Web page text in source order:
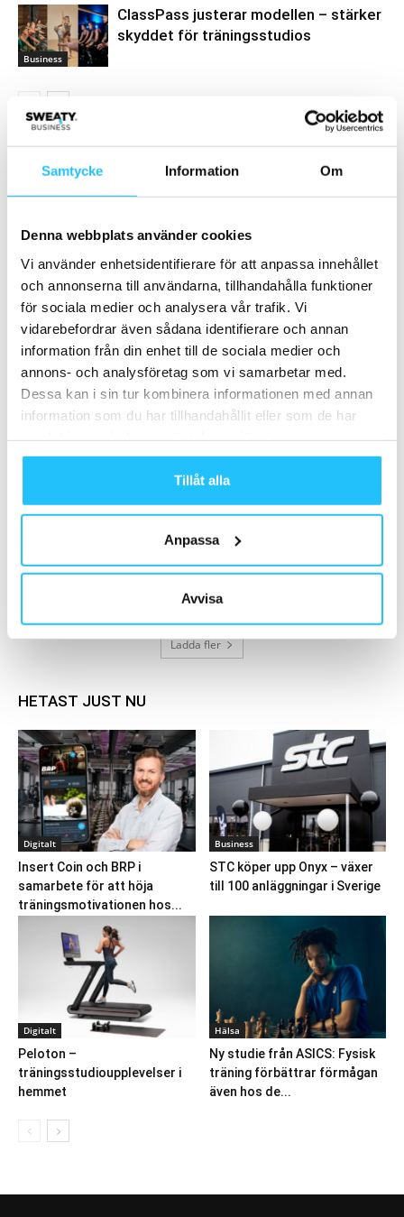
Samtycke Information Om
Denna webbplats använder cookies
Vi använder enhetsidentifierare för att anpassa innehållet
och annonserna till användarna, tillhandahålla funktioner
för sociala medier och analysera vår trafik. Vi
vidarebefordrar även sådana identifierare och annan
information från din enhet till de sociala medier och
annons- och analysföretag som vi samarbetar med.
Dessa kan i sin tur kombinera informationen med annan
information som du har tillhandahållit eller som de har
Tillåt alla
Anpassa
Avvisa
Business
ClassPass justerar modellen – stärker
skyddet för träningsstudios
- Annons -
MEST POPULÄRA
Paul Bedford: ”Den post-pandemiska
konsumenten”
2023-09-19
Premiär för Eleiko Outlet – 18 juni!
Strava trendrapport 2024
Norden
Ladda fler
HETAST JUST NU
Digitalt
Insert Coin och BRP i
samarbete för att höja
träningsmotivationen hos...
Business
STC köper upp Onyx – växer
till 100 anläggningar i Sverige
Digitalt
Peloton –
träningsstudioupplevelser i
hemmet
Hälsa
Ny studie från ASICS: Fysisk
träning förbättrar förmågan
även hos de...